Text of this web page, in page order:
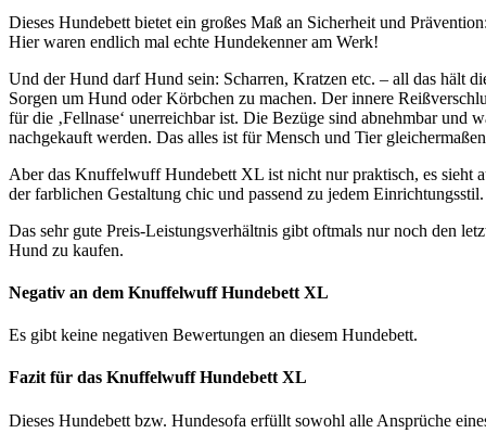
Dieses Hundebett bietet ein großes Maß an Sicherheit und
Hier waren endlich mal echte Hundekenner am Werk!
Und der Hund darf Hund sein: Scharren, Kratzen etc. – all das hält
Sorgen um Hund oder Körbchen zu machen. Der innere
für die ‚Fellnase‘ unerreichbar ist. Die Bezüge sind abnehmbar und
nachgekauft werden. Das alles ist für Mensch und Tier
Aber das Knuffelwuff Hundebett XL ist nicht nur praktisch, es sieht
der farblichen Gestaltung chic und passend zu jedem Einrichtungsstil.
Das sehr gute Preis-Leistungsverhältnis gibt oftmals nur noch den
Hund zu kaufen.
Negativ an dem Knuffelwuff Hundebett XL
Es gibt keine negativen Bewertungen an diesem Hundebett.
Fazit für das Knuffelwuff Hundebett XL
Dieses Hundebett bzw. Hundesofa erfüllt sowohl alle Ansprüche